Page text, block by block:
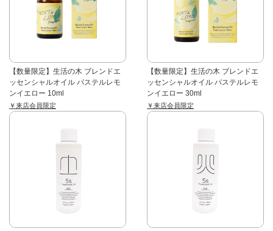
【数量限定】生活の木 ブレンドエ
ッセンシャルオイル パステルレモ
ンイエロー 10ml
￥来店会員限定
【数量限定】生活の木 ブレンドエ
ッセンシャルオイル パステルレモ
ンイエロー 30ml
￥来店会員限定